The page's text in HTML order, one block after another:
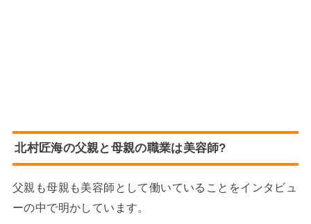
北村匠海の父親と母親の職業は美容師?
父親も母親も美容師として働いていることをインタビュ
ーの中で明かしています。